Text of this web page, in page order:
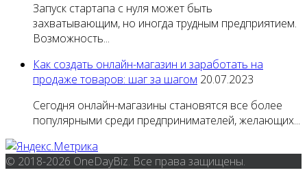
Запуск стартапа с нуля может быть
захватывающим, но иногда трудным предприятием.
Возможность...
Как создать онлайн-магазин и заработать на
продаже товаров: шаг за шагом 20.07.2023
Сегодня онлайн-магазины становятся все более
популярными среди предпринимателей, желающих...
© 2018-2026 OneDayBiz. Все права защищены.